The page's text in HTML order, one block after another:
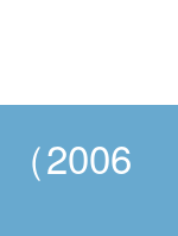
2006